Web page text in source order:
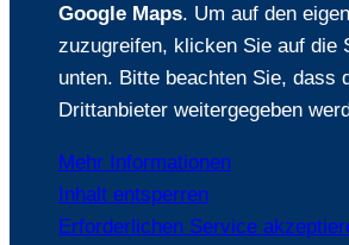
Google Maps. Um auf den
zuzugreifen, klicken Sie auf die
unten. Bitte beachten Sie, dass
Drittanbieter weitergegeben
Mehr Informationen
Inhalt entsperren
Erforderlichen Service